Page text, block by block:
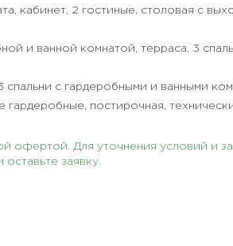
кабинет, 2 гостиные, столовая с
и ванной комнатой, терраса, 3
спальни с гардеробными и ванными
гардеробные, постирочная,
офертой. Для уточнения условий и
заявку.